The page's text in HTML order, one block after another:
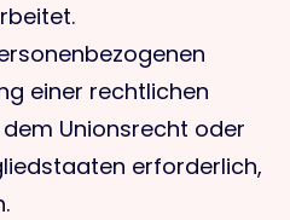
einer rechtlichen
Unionsrecht oder
erforderlich,